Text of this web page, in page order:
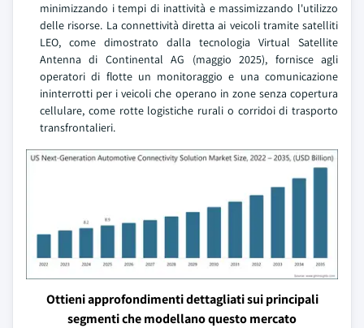
minimizzando i tempi di inattività e massimizzando l'utilizzo
delle risorse. La connettività diretta ai veicoli tramite satelliti
LEO, come dimostrato dalla tecnologia Virtual Satellite
Antenna di Continental AG (maggio 2025), fornisce agli
operatori di flotte un monitoraggio e una comunicazione
ininterrotti per i veicoli che operano in zone senza copertura
cellulare, come rotte logistiche rurali o corridoi di trasporto
transfrontalieri.
Ottieni approfondimenti dettagliati sui principali
segmenti che modellano questo mercato